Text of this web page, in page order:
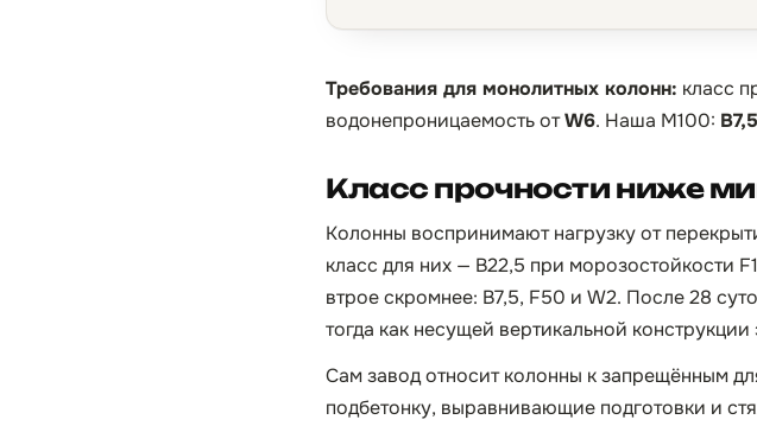
Требования для монолитных колонн: класс
водонепроницаемость отW6. Наша М100: B7,5
Класс прочности ниже
Колонны воспринимают нагрузку от
класс для них — B22,5 при морозостойкости
втрое скромнее: B7,5, F50 и W2. После 28
тогда как несущей вертикальной
Сам завод относит колонны к запрещённым
подбетонку, выравнивающие подготовки и